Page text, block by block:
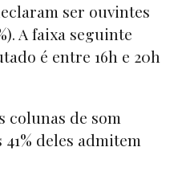
ser ouvintes
A faixa seguinte
é entre 16h e 20h
colunas de som
deles admitem